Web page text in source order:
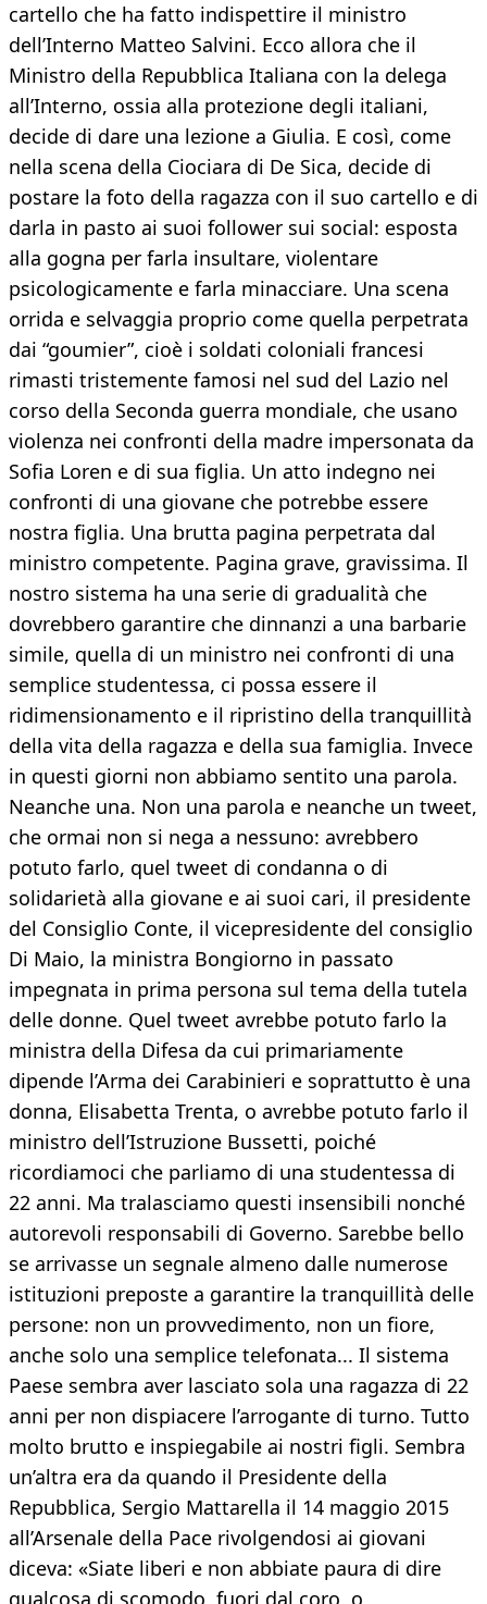
cartello che ha fatto indispettire il ministro
dell’Interno Matteo Salvini. Ecco allora che il
Ministro della Repubblica Italiana con la delega
all’Interno, ossia alla protezione degli italiani,
decide di dare una lezione a Giulia. E così, come
nella scena della Ciociara di De Sica, decide di
postare la foto della ragazza con il suo cartello e di
darla in pasto ai suoi follower sui social: esposta
alla gogna per farla insultare, violentare
psicologicamente e farla minacciare. Una scena
orrida e selvaggia proprio come quella perpetrata
dai “goumier”, cioè i soldati coloniali francesi
rimasti tristemente famosi nel sud del Lazio nel
corso della Seconda guerra mondiale, che usano
violenza nei confronti della madre impersonata da
Sofia Loren e di sua figlia. Un atto indegno nei
confronti di una giovane che potrebbe essere
nostra figlia. Una brutta pagina perpetrata dal
ministro competente. Pagina grave, gravissima. Il
nostro sistema ha una serie di gradualità che
dovrebbero garantire che dinnanzi a una barbarie
simile, quella di un ministro nei confronti di una
semplice studentessa, ci possa essere il
ridimensionamento e il ripristino della tranquillità
della vita della ragazza e della sua famiglia. Invece
in questi giorni non abbiamo sentito una parola.
Neanche una. Non una parola e neanche un tweet,
che ormai non si nega a nessuno: avrebbero
potuto farlo, quel tweet di condanna o di
solidarietà alla giovane e ai suoi cari, il presidente
del Consiglio Conte, il vicepresidente del consiglio
Di Maio, la ministra Bongiorno in passato
impegnata in prima persona sul tema della tutela
delle donne. Quel tweet avrebbe potuto farlo la
ministra della Difesa da cui primariamente
dipende l’Arma dei Carabinieri e soprattutto è una
donna, Elisabetta Trenta, o avrebbe potuto farlo il
ministro dell’Istruzione Bussetti, poiché
ricordiamoci che parliamo di una studentessa di
22 anni. Ma tralasciamo questi insensibili nonché
autorevoli responsabili di Governo. Sarebbe bello
se arrivasse un segnale almeno dalle numerose
istituzioni preposte a garantire la tranquillità delle
persone: non un provvedimento, non un fiore,
anche solo una semplice telefonata... Il sistema
Paese sembra aver lasciato sola una ragazza di 22
anni per non dispiacere l’arrogante di turno. Tutto
molto brutto e inspiegabile ai nostri figli. Sembra
un’altra era da quando il Presidente della
Repubblica, Sergio Mattarella il 14 maggio 2015
all’Arsenale della Pace rivolgendosi ai giovani
diceva: «Siate liberi e non abbiate paura di dire
qualcosa di scomodo, fuori dal coro, o